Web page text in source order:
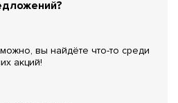
вы найдёте что-то среди
акций!